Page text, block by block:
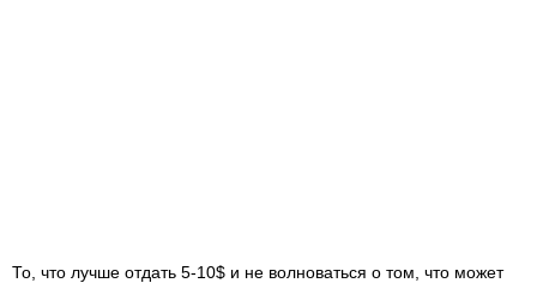
То, что лучше отдать 5-10$ и не волноваться о том, что может